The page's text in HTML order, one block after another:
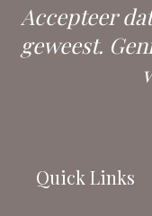
Accepteer
geweest.
Quick Links